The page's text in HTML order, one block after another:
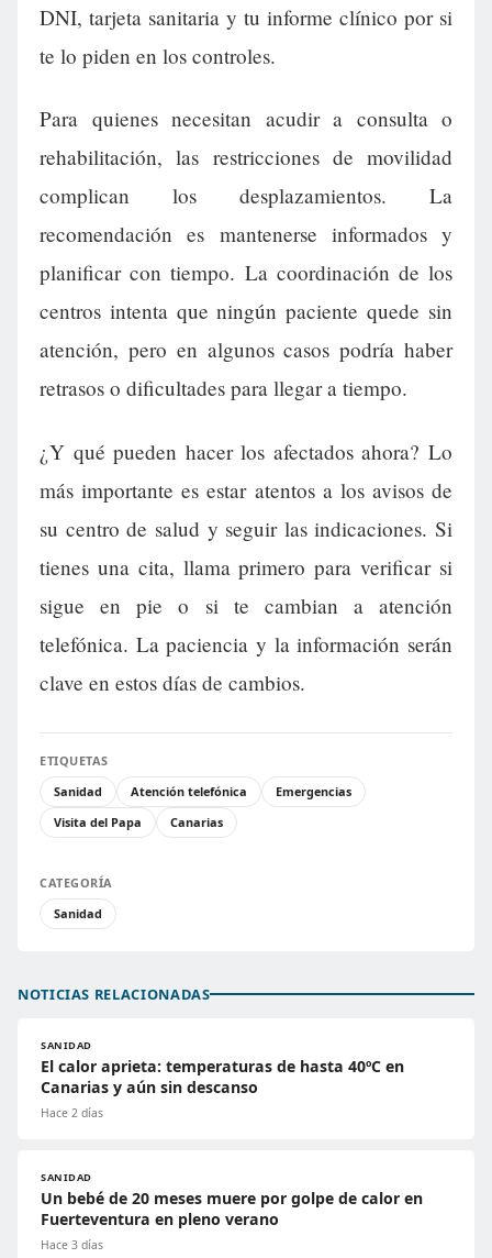
DNI, tarjeta sanitaria y tu informe clínico por si
te lo piden en los controles.
Para quienes necesitan acudir a consulta o
rehabilitación, las restricciones de movilidad
complican los desplazamientos. La
recomendación es mantenerse informados y
planificar con tiempo. La coordinación de los
centros intenta que ningún paciente quede sin
atención, pero en algunos casos podría haber
retrasos o dificultades para llegar a tiempo.
¿Y qué pueden hacer los afectados ahora? Lo
más importante es estar atentos a los avisos de
su centro de salud y seguir las indicaciones. Si
tienes una cita, llama primero para verificar si
sigue en pie o si te cambian a atención
telefónica. La paciencia y la información serán
clave en estos días de cambios.
ETIQUETAS
Sanidad
Atención telefónica
Emergencias
Visita del Papa
Canarias
CATEGORÍA
Sanidad
NOTICIAS RELACIONADAS
SANIDAD
El calor aprieta: temperaturas de hasta 40ºC en
Canarias y aún sin descanso
Hace 2 días
SANIDAD
Un bebé de 20 meses muere por golpe de calor en
Fuerteventura en pleno verano
Hace 3 días